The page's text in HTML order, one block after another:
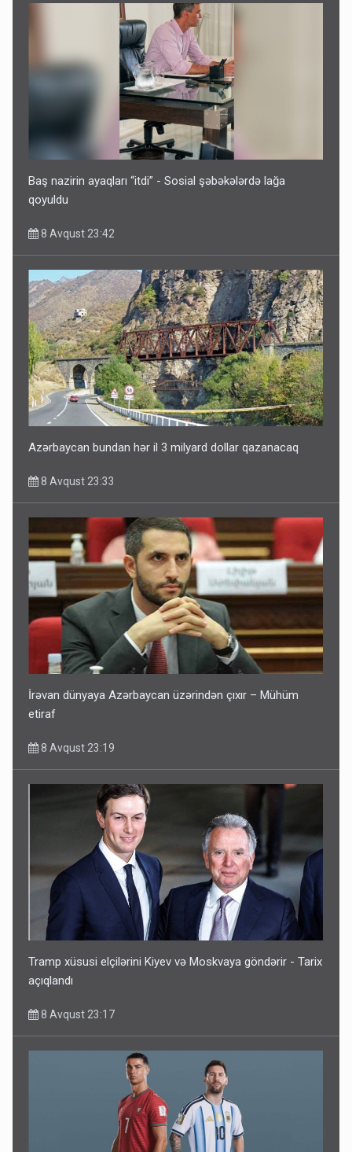
İrəvan dünyaya Azərbaycan üzərindən çıxır – Mühüm
8 Avqust 23:19
Paşinyan Əliyevə zəng etməsindən danışdı
8 Avqust 16:18
Baş nazirin ayaqları “itdi” - Sosial şəbəkələrdə lağa
qoyuldu
8 Avqust 23:42
Azərbaycan bundan hər il 3 milyard dollar qazanacaq
8 Avqust 23:33
İrəvan dünyaya Azərbaycan üzərindən çıxır – Mühüm
etiraf
8 Avqust 23:19
Tramp xüsusi elçilərini Kiyev və Moskvaya göndərir - Tarix
açıqlandı
8 Avqust 23:17